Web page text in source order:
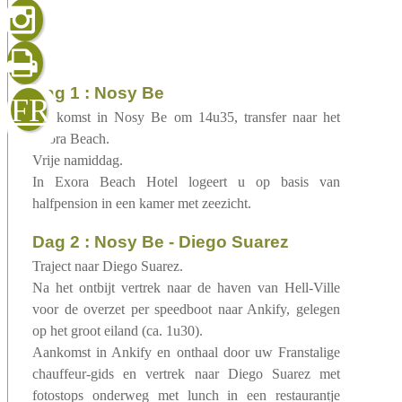
FR
sluiten verzenden
dag 1 : Nosy Be
Aankomst in Nosy Be om 14u35, transfer naar het
Exora Beach.
Vrije namiddag.
In Exora Beach Hotel logeert u op basis van
halfpension in een kamer met zeezicht.
dag 2 : Nosy Be - Diego Suarez
Traject naar Diego Suarez.
Na het ontbijt vertrek naar de haven van Hell-Ville
voor de overzet per speedboot naar Ankify, gelegen
op het groot eiland (ca. 1u30).
Aankomst in Ankify en onthaal door uw Franstalige
chauffeur-gids en vertrek naar Diego Suarez met
fotostops onderweg met lunch in een restaurantje